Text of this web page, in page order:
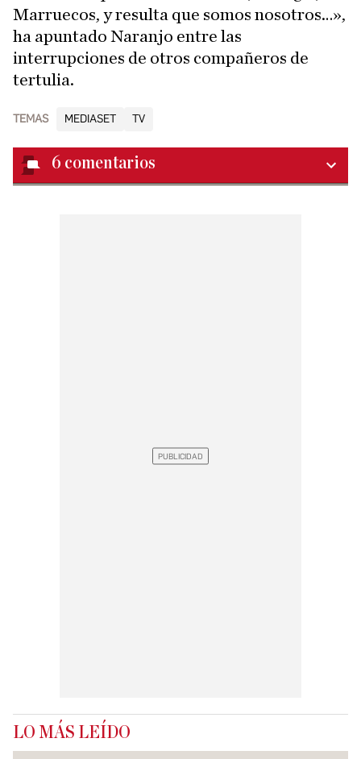
Marruecos, y resulta que somos nosotros…»,
ha apuntado Naranjo entre las
interrupciones de otros compañeros de
tertulia.
TEMAS MEDIASET TV
6 comentarios
LO MÁS LEÍDO